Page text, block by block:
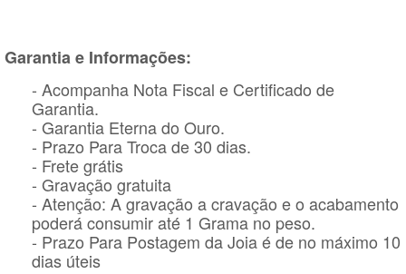
Garantia e Informações:
- Acompanha Nota Fiscal e Certificado de
Garantia.
- Garantia Eterna do Ouro.
- Prazo Para Troca de 30 dias.
- Frete grátis
- Gravação gratuita
- Atenção: A gravação a cravação e o acabamento
poderá consumir até 1 Grama no peso.
- Prazo Para Postagem da Joia é de no máximo 10
dias úteis